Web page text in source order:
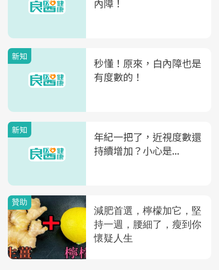
內障！
新知
秒懂！原來，白內障也是
有度數的！
新知
年紀一把了，近視度數還
持續增加？小心是...